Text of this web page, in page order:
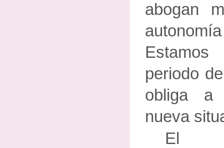
abogan
periodo
obliga a
nueva
El